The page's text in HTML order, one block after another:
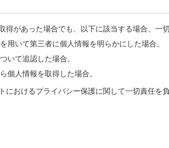
があった場合でも、以下に該当する場合、一
いて第三者に個人情報を明らかにした場合。
いて追認した場合。
人情報を取得した場合。
におけるプライバシー保護に関して一切責任